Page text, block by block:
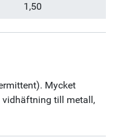
1,50
Mycket
vidhäftning till metall,